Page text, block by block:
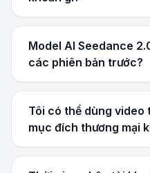
Model AI Seedance
các phiên bản trước?
Tôi có thể dùng video
mục đích thương mại